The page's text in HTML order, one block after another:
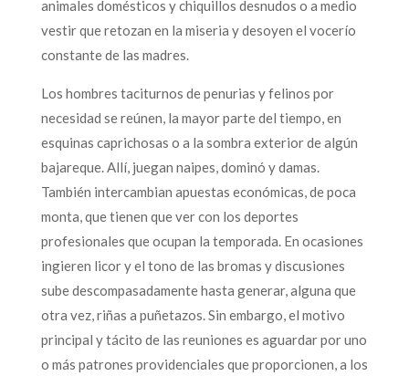
animales domésticos y chiquillos desnudos o a medio
vestir que retozan en la miseria y desoyen el vocerío
constante de las madres.
Los hombres taciturnos de penurias y felinos por
necesidad se reúnen, la mayor parte del tiempo, en
esquinas caprichosas o a la sombra exterior de algún
bajareque. Allí, juegan naipes, dominó y damas.
También intercambian apuestas económicas, de poca
monta, que tienen que ver con los deportes
profesionales que ocupan la temporada. En ocasiones
ingieren licor y el tono de las bromas y discusiones
sube descompasadamente hasta generar, alguna que
otra vez, riñas a puñetazos. Sin embargo, el motivo
principal y tácito de las reuniones es aguardar por uno
o más patrones providenciales que proporcionen, a los